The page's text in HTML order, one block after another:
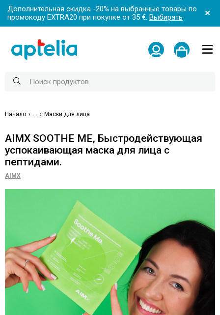
Дополнительная скидка -20% на выбранные товары по
промокоду EXTRA20 при покупке от 35 €: Выбирать
Начало Маски для лица
AIMX SOOTHE ME, Быстродействующая
успокаивающая маска для лица с
пептидами.
AIMX